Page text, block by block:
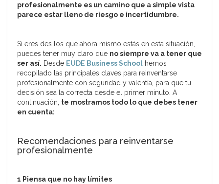
profesionalmente es un camino que a simple vista
parece estar lleno de riesgo e incertidumbre.
Si eres des los que ahora mismo estás en esta situación,
puedes tener muy claro que no siempre va a tener que
ser así. Desde EUDE Business School hemos
recopilado las principales claves para reinventarse
profesionalmente con seguridad y valentía, para que tu
decisión sea la correcta desde el primer minuto. A
continuación, te mostramos todo lo que debes tener
en cuenta:
Recomendaciones para reinventarse
profesionalmente
1 Piensa que no hay límites